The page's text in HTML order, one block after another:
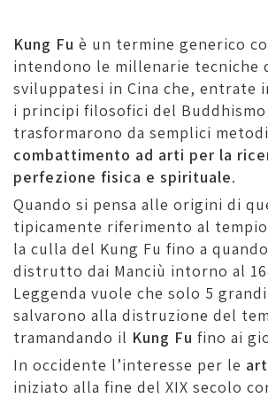
Kung Fu è un termine generico
intendono le millenarie tecniche
sviluppatesi in Cina che, entrate
i principi filosofici del Buddhismo
trasformarono da semplici
combattimento ad arti per la
perfezione fisica e spirituale.
Quando si pensa alle origini di
tipicamente riferimento al
la culla del Kung Fu fino a
distrutto dai Manciù intorno al
Leggenda vuole che solo 5
salvarono alla distruzione del
tramandando il Kung Fu fino ai
In occidente l’interesse per le
iniziato alla fine del XIX secolo